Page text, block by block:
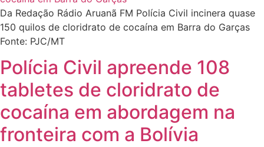
Da Redação Rádio Aruanã FM Polícia Civil incinera quase
150 quilos de cloridrato de cocaína em Barra do Garças
Fonte: PJC/MT
Polícia Civil apreende 108
tabletes de cloridrato de
cocaína em abordagem na
fronteira com a Bolívia